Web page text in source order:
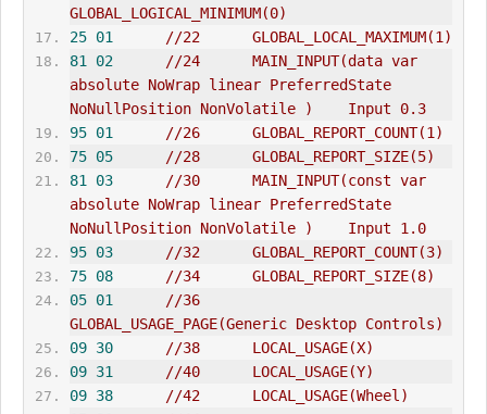
GLOBAL_LOGICAL_MINIMUM(0)
25 01
81
02
//24      MAIN_INPUT(data var
absolute NoWrap linear PreferredState
NoNullPosition NonVolatile )    Input 0.3
95 01
75 05
81
03
//30      MAIN_INPUT(const var
absolute NoWrap linear PreferredState
NoNullPosition NonVolatile )    Input 1.0
95 03
75 08
05 01
//36
GLOBAL_ USAGE_PAGE
09 30
//38      LOCAL_USAGE(X)
09 31
//40      LOCAL_USAGE(Y)
09 38
//42      LOCAL_USAGE(Wheel)